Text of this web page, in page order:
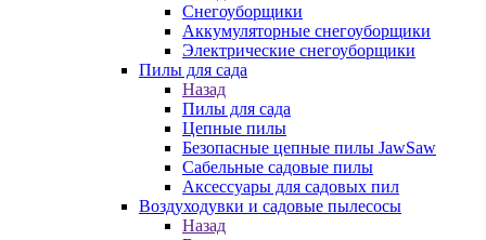
Снегоуборщики
Аккумуляторные снегоуборщики
Электрические снегоуборщики
Пилы для сада
Назад
Пилы для сада
Цепные пилы
Безопасные цепные пилы JawSaw
Сабельные садовые пилы
Аксессуары для садовых пил
Воздуходувки и садовые пылесосы
Назад